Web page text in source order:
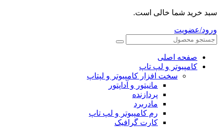
سبد خرید شما خالی است.
ورود/عضویت
صفحه اصلی
کامپیوتر و‌‌‌‌‌ لپ تاپ
سخت افزار کامپیوتر و لپتاپ
مانیتور و آداپتور
پردازنده
مادربرد
رم کامپیوتر و لپ تاپ
کارت گرافیک